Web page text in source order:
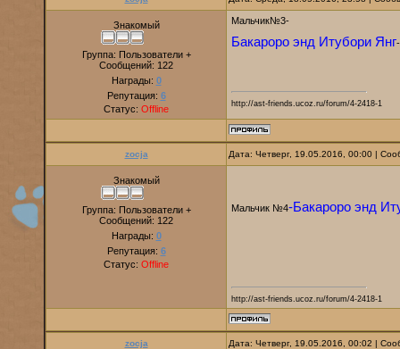
Знакомый
Группа: Пользователи +
Сообщений: 122
Награды: 0
Репутация: 6
Статус: Offline
Мальчик№3-
Бакароро энд Итубори Янг
http://ast-friends.ucoz.ru/forum/4-2418-1
zocja Дата: Четверг, 19.05.2016, 00:00 |
Знакомый
Группа: Пользователи +
Сообщений: 122
Награды: 0
Репутация: 6
Статус: Offline
Мальчик №4-Бакароро энд
http://ast-friends.ucoz.ru/forum/4-2418-1
zocja Дата: Четверг, 19.05.2016, 00:02 |